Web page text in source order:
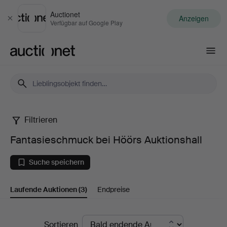
Schließen
Auctionet
Verfügbar auf Google Play Anzeigen
Fantasieschmuck
bei
Höörs
Auktionshall
Filtrieren
Fantasieschmuck bei Höörs Auktionshall
Suche speichern
Laufende Auktionen(3) Endpreise
LaufendeSortieren